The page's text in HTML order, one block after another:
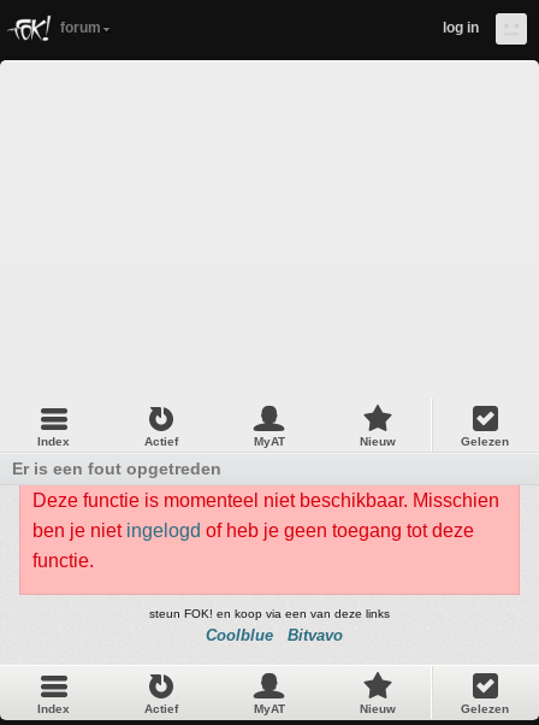
forum log in
Index Actief MyAT Nieuw Gelezen
Er is een fout opgetreden
Deze functie is momenteel niet beschikbaar. Misschien
ben je niet ingelogd of heb je geen toegang tot deze
functie.
steun FOK! en koop via een van deze links
Coolblue Bitvavo
Index Actief MyAT Nieuw Gelezen